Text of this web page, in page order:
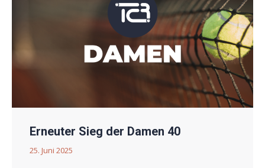
Erneuter Sieg der Damen 40
25. Juni 2025